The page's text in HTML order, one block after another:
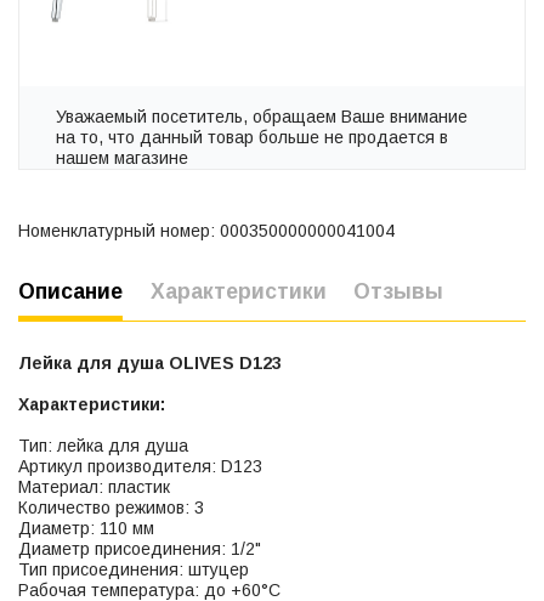
Уважаемый посетитель, обращаем Ваше внимание
на то, что данный товар больше не продается в
нашем магазине
Номенклатурный номер: 000350000000041004
Описание Характеристики Отзывы
Лейка для душа OLIVES D123
Характеристики:
Тип: лейка для душа
Артикул производителя: D123
Материал: пластик
Количество режимов: 3
Диаметр: 110 мм
Диаметр присоединения: 1/2"
Тип присоединения: штуцер
Рабочая температура: до +60°С